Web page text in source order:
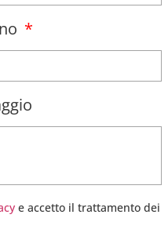
e accetto il trattamento dei